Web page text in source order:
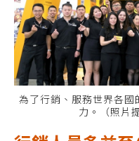
為了行銷、服務世界各
力。（照片